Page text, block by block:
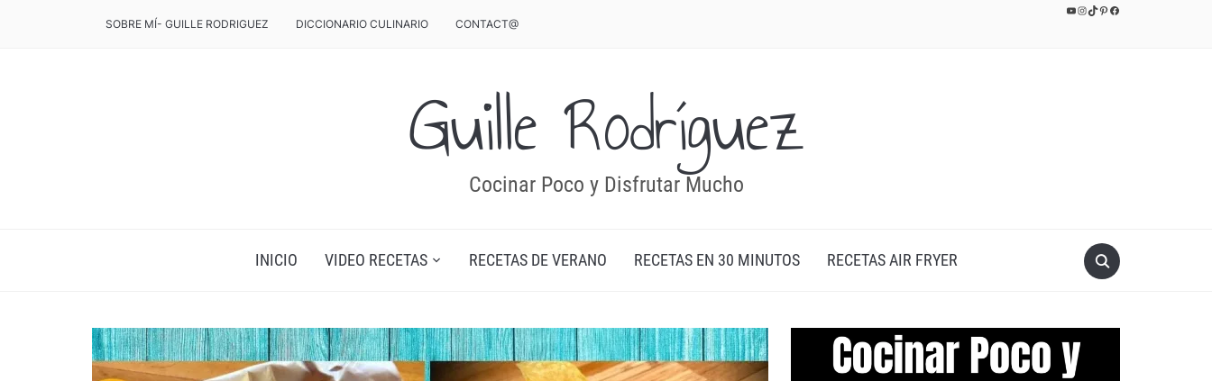
YouTube
Instagram
TikTok
Pinterest
Facebook
SOBRE MÍ- GUILLE RODRIGUEZ DICCIONARIO CULINARIO CONTACT@
Guille Rodríguez
Cocinar Poco y Disfrutar Mucho
INICIO VIDEO RECETAS RECETAS DE VERANO RECETAS EN 30 MINUTOS RECETAS AIR FRYER